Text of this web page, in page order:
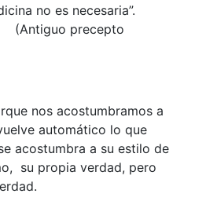
no es necesaria”.
nos acostumbramos a
automático lo que
acostumbra a su estilo de
su propia verdad, pero